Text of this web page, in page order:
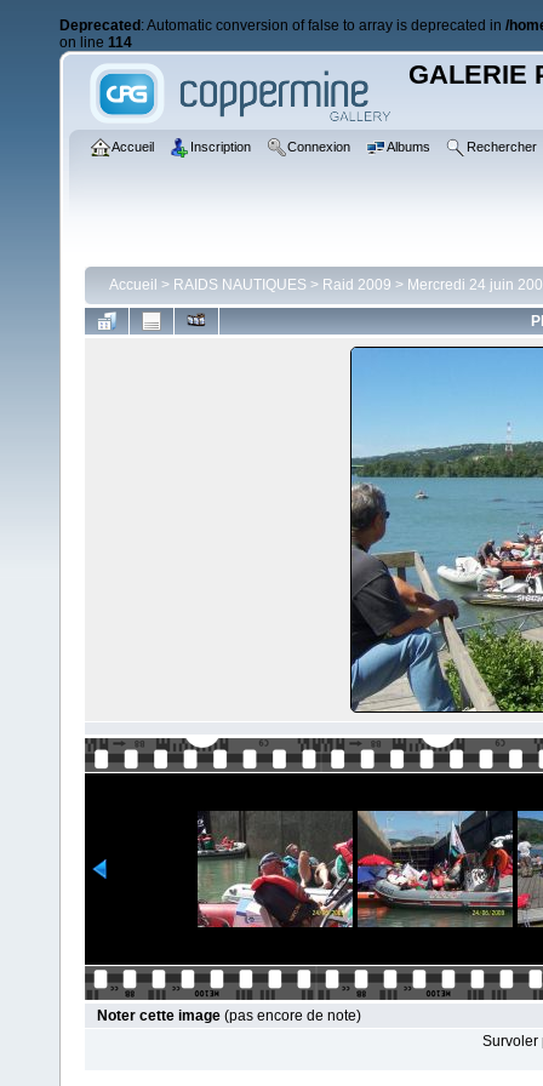
Deprecated : Automatic conversion of false to array is deprecated in /
on line 114
GALERIE
Accueil Inscription Connexion Albums Rechercher
Accueil > RAIDS NAUTIQUES > Raid 2009 > Mercredi 24 juin
Noter cette image (pas encore de note)
Survoler